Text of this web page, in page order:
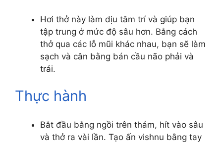
Hơi thở này làm dịu tâm trí và giúp bạn
tập trung ở mức độ sâu hơn. Bằng cách
thở qua các lỗ mũi khác nhau, bạn sẽ làm
sạch và cân bằng bán cầu não phải và
trái.
Thực hành
Bắt đầu bằng ngồi trên thảm, hít vào sâu
và thở ra vài lần. Tạo ấn vishnu bằng tay